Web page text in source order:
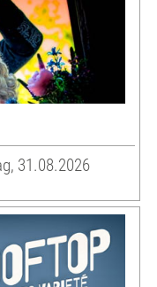
31.08.2026